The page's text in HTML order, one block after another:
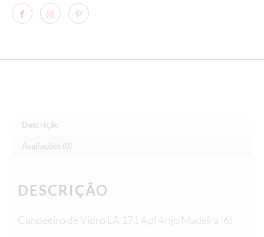
Descrição
Avaliações (0)
DESCRIÇÃO
Candeeiro de Vidro LA 171 Apl Anjo Madeira (6)